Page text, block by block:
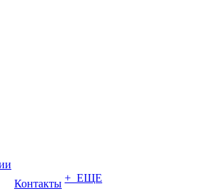
Контакты + ЕЩЕ